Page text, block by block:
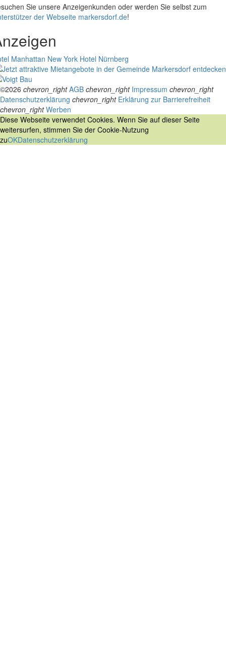
Sie unsere Anzeigenkunden oder werden Sie selbst zum
der Webseite markersdorf.de!
Manhattan New York Hotel Nürnberg
©2026 chevron_right AGB chevron_right Impressum chevron_right
Datenschutzerklärung chevron_right Erklärung zur Barrierefreiheit
chevron_right Werben
Diese Webseite verwendet Cookies. Wenn Sie auf dieser Seite
weitersurfen, stimmen Sie der Cookie-Nutzung
zuOKDatenschutzerklärung